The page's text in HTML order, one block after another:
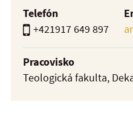
Telefón
+421917 649 897
Pracovisko
Teologická fakulta,